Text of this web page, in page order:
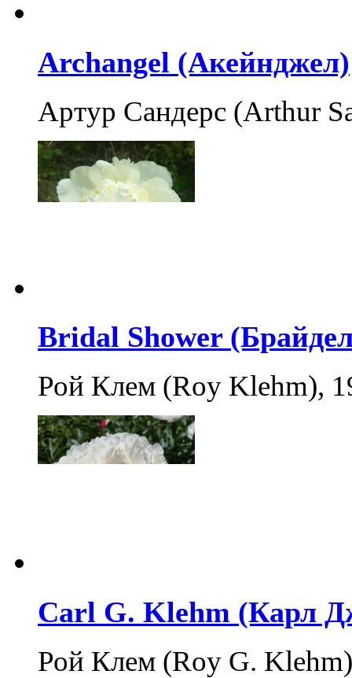
Archangel (Акейнджел)
Артур Сандерс (Arthur
Bridal Shower
Рой Клем (Roy Klehm),
Carl G. Klehm (Карл
Рой Клем (Roy G.